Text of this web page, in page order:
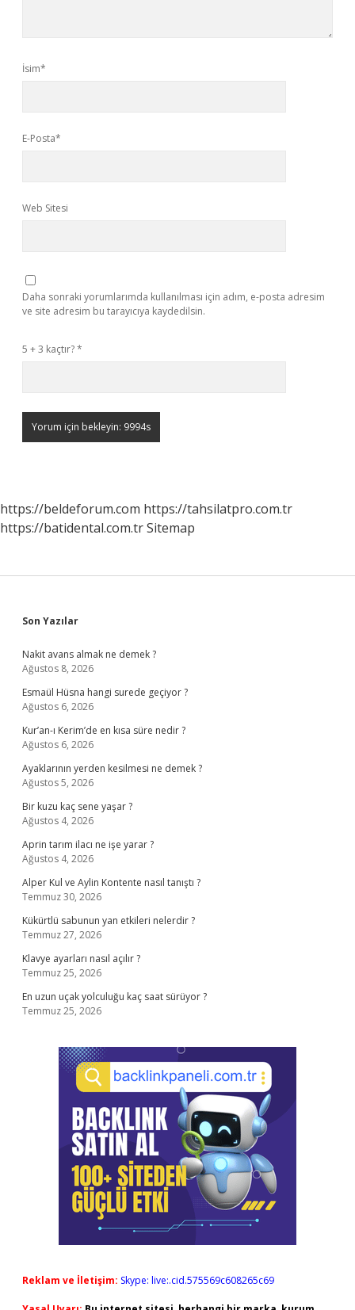
İsim*
E-Posta*
Web Sitesi
Daha sonraki yorumlarımda kullanılması için adım, e-posta adresim
ve site adresim bu tarayıcıya kaydedilsin.
5 + 3 kaçtır?*
https://beldeforum.com https://tahsilatpro.com.tr
https://batidental.com.trSitemap
Sidebar
Son Yazılar
Nakit avans almak ne demek ?
Ağustos 8, 2026
Esmaül Hüsna hangi surede geçiyor ?
Ağustos 6, 2026
Kur’an-ı Kerim’de en kısa süre nedir ?
Ağustos 6, 2026
Ayaklarının yerden kesilmesi ne demek ?
Ağustos 5, 2026
Bir kuzu kaç sene yaşar ?
Ağustos 4, 2026
Aprin tarım ilacı ne işe yarar ?
Ağustos 4, 2026
Alper Kul ve Aylin Kontente nasıl tanıştı ?
Temmuz 30, 2026
Kükürtlü sabunun yan etkileri nelerdir ?
Temmuz 27, 2026
Klavye ayarları nasıl açılır ?
Temmuz 25, 2026
En uzun uçak yolculuğu kaç saat sürüyor ?
Temmuz 25, 2026
Reklam ve İletişim: Skype: live:.cid.575569c608265c69